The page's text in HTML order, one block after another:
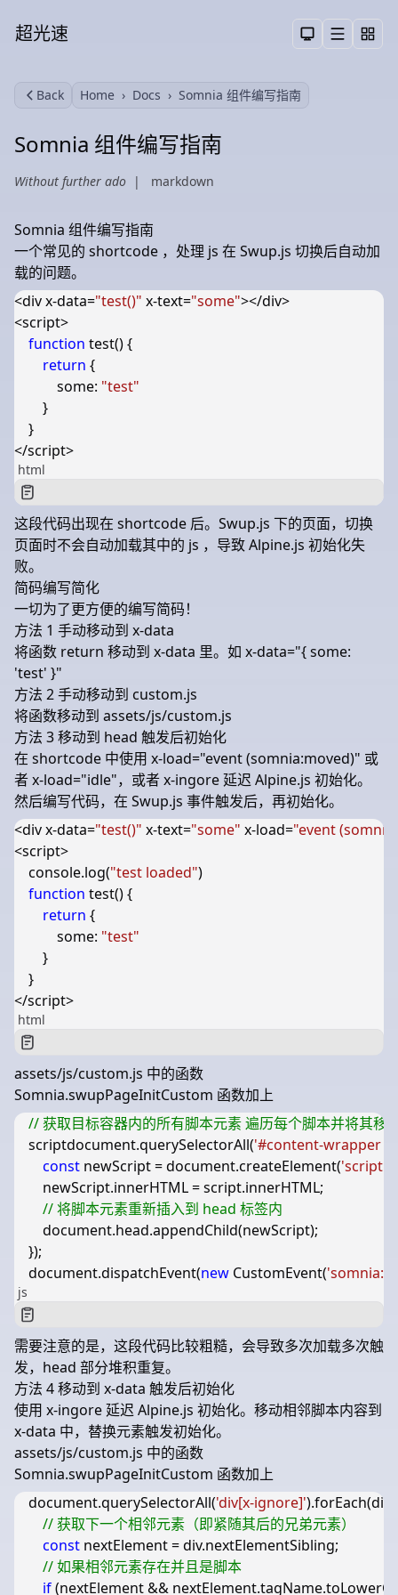
超光速
Toggle theme
Menu
Back Home Docs Somnia 组件编写指南
Somnia 组件编写指南
Without further ado | markdown
Somnia 组件编写指南
一个常见的 shortcode ，处理 js 在 Swup.js 切换后自动加
载的问题。
<divx-data="test()" x-text="some"></div>
<script>
function test(){
return {
some: "test"
}
}
</script>
html
这段代码出现在 shortcode 后。Swup.js 下的页面，切换
页面时不会自动加载其中的 js ，导致 Alpine.js 初始化失
败。
简码编写简化
一切为了更方便的编写简码！
方法 1 手动移动到 x-data
将函数 return 移动到 x-data 里。如 x-data="{ some:
'test' }"
方法 2 手动移动到 custom.js
将函数移动到 assets/js/custom.js
方法 3 移动到 head 触发后初始化
在 shortcode 中使用 x-load="event (somnia:moved)" 或
者x-load="idle"，或者x-ingore延迟 Alpine.js 初始化。
然后编写代码，在 Swup.js 事件触发后，再初始化。
<divx-data="test()" x-text="some" x-load="event
<script>
console.log("test loaded")
function test(){
return {
some: "test"
}
}
</script>
html
assets/js/custom.js 中的函数
Somnia.swupPageInitCustom 函数加上
scriptdocument.querySelectorAll('#content-wrapper
const newScript=document.createElement('script'
newScript.innerHTML=script.innerHTML;
document.head.appendChild(newScript);
});
document.dispatchEvent(new CustomEvent(
js
需要注意的是，这段代码比较粗糙，会导致多次加载多次触
发，head 部分堆积重复。
方法 4 移动到 x-data 触发后初始化
使用 x-ingore延迟 Alpine.js 初始化。移动相邻脚本内容到
x-data 中，替换元素触发初始化。
assets/js/custom.js 中的函数
Somnia.swupPageInitCustom 函数加上
document.querySelectorAll('div[x-ignore]').forEach(div
const nextElement=div.nextElementSibling;
if(nextElement&& nextElement.tagName.